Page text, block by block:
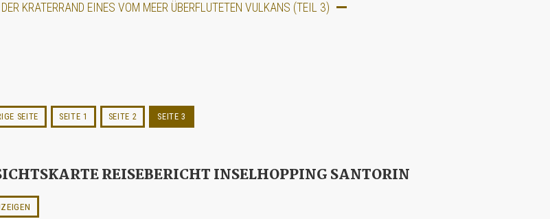
KRATERRAND EINES VOM MEER ÜBERFLUTETEN VULKANS (TEIL 3)
SEITE SEITE 1 SEITE 2 SEITE 3
REISEBERICHT INSELHOPPING SANTORIN